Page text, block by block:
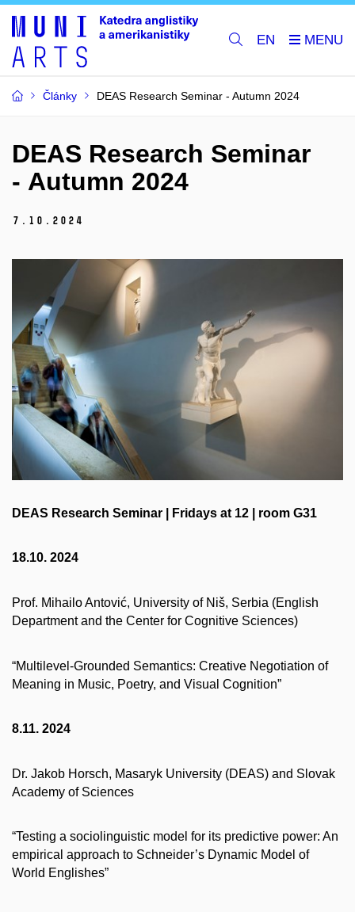
EN
Články DEAS Research Seminar - Autumn 2024
DEAS Research Seminar
- Autumn 2024
7. 10. 2024
DEAS Research Seminar | Fridays at 12 | room G31
18.10. 2024
Prof. Mihailo Antović, University of Niš, Serbia (English
Department and the Center for Cognitive Sciences)
“Multilevel-Grounded Semantics: Creative Negotiation of
Meaning in Music, Poetry, and Visual Cognition”
8.11. 2024
Dr. Jakob Horsch, Masaryk University (DEAS) and Slovak
Academy of Sciences
“Testing a sociolinguistic model for its predictive power: An
empirical approach to Schneider’s Dynamic Model of
World Englishes”